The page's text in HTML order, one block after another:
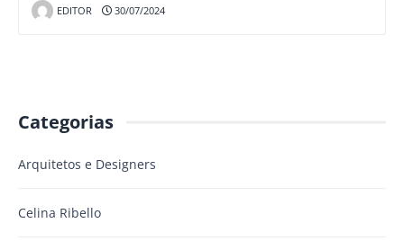
EDITOR 30/07/2024
Categorias
Arquitetos e Designers
Celina Ribello